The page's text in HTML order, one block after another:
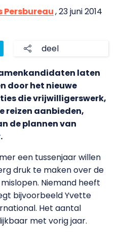
Persbureau, 23 juni 2014
deel
laten
door het nieuwe
die vrijwilligerswerk,
reizen aanbieden,
de plannen van
een tussenjaar willen
druk te maken over de
Niemand heeft
bijvoorbeeld Yvette
Het aantal
met vorig jaar.